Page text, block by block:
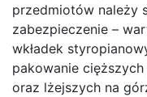
przedmiotów należy
zabezpieczenie –
wkładek
pakowanie
oraz lżejszych na